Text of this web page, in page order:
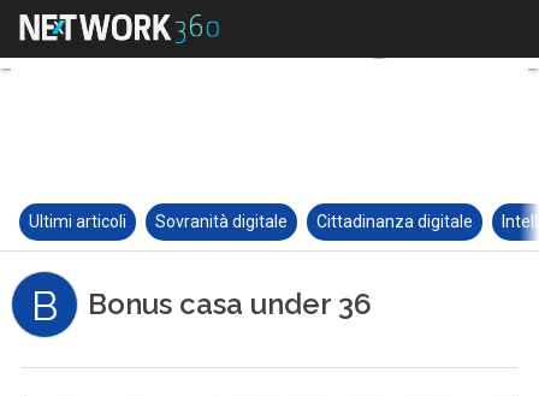
Ultimi articoli Sovranità digitale Cittadinanza digitale
B Bonus casa under 36